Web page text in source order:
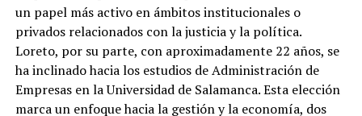
un papel más activo en ámbitos institucionales o
privados relacionados con la justicia y la política.
Loreto, por su parte, con aproximadamente 22 años, se
ha inclinado hacia los estudios de Administración de
Empresas en la Universidad de Salamanca. Esta elección
marca un enfoque hacia la gestión y la economía, dos